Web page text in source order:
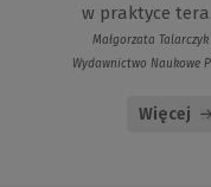
w praktyce
Małgorzata Talarczyk
Wydawnictwo Naukowe
Więcej